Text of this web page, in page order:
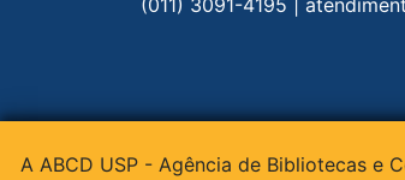
A ABCD USP - Agência de Bibliotecas e